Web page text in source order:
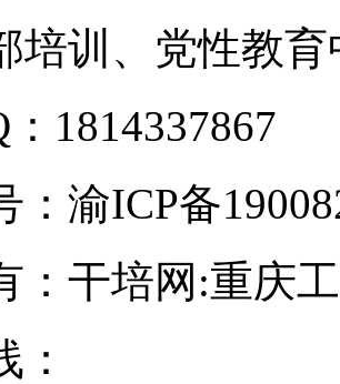
培训、党性教
1814337867
：渝ICP备
：干培网:重庆
：